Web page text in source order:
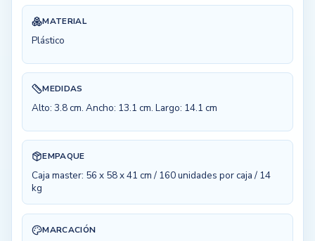
MATERIAL
Plástico
MEDIDAS
Alto: 3.8 cm. Ancho: 13.1 cm. Largo: 14.1 cm
EMPAQUE
Caja master: 56 x 58 x 41 cm / 160 unidades por caja / 14
kg
MARCACIÓN